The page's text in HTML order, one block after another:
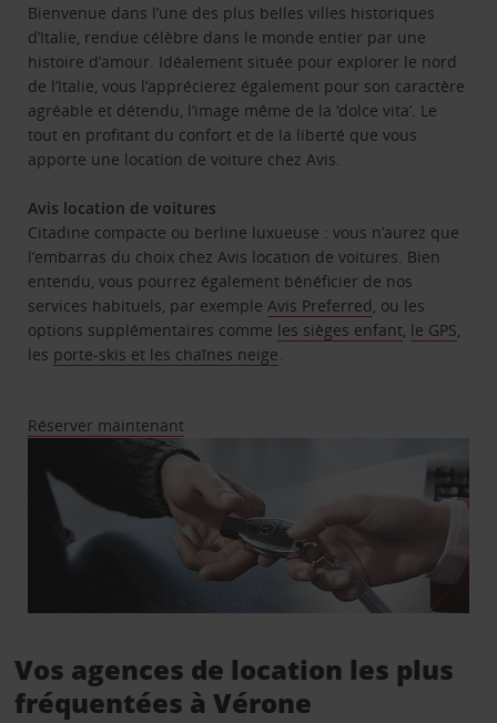
Bienvenue dans l’une des plus belles villes historiques
d’Italie, rendue célèbre dans le monde entier par une
histoire d’amour. Idéalement située pour explorer le nord
de l’Italie, vous l’apprécierez également pour son caractère
agréable et détendu, l’image même de la ‘dolce vita’. Le
tout en profitant du confort et de la liberté que vous
apporte une location de voiture chez Avis.
Avis location de voitures
Citadine compacte ou berline luxueuse : vous n’aurez que
l’embarras du choix chez Avis location de voitures. Bien
entendu, vous pourrez également bénéficier de nos
services habituels, par exemple Avis Preferred , ou les
options supplémentaires comme les sièges enfant le GPS
les porte-skis et les chaînes neige
Réserver maintenant
Vos agences de location les plus
fréquentées à Vérone